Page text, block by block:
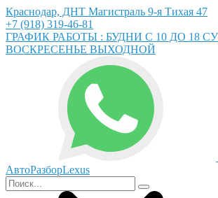
Краснодар, ДНТ Магистраль 9-я Тихая 47
+7 (918) 319-46-81
ГРАФИК РАБОТЫ : БУДНИ С 10 ДО 18
ВОСКРЕСЕНЬЕ ВЫХОДНОЙ
АвтоРазборLexus